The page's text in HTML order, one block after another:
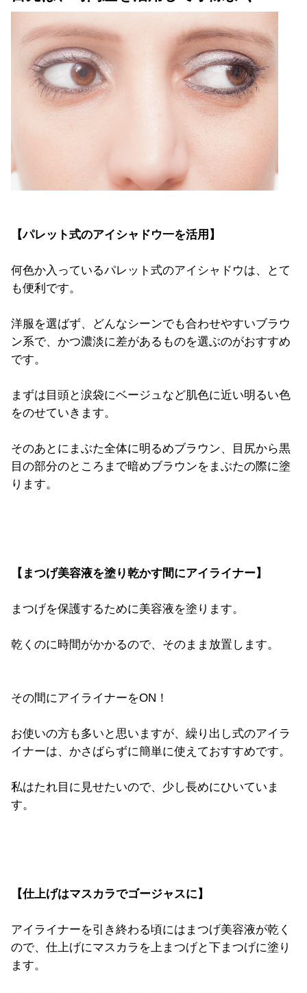
【パレット式のアイシャドウ一を活用】
何色か入っているパレット式のアイシャドウは、とて
も便利です。
洋服を選ばず、どんなシーンでも合わせやすいブラウ
ン系で、かつ濃淡に差があるものを選ぶのがおすすめ
です。
まずは目頭と涙袋にベージュなど肌色に近い明るい色
をのせていきます。
そのあとにまぶた全体に明るめブラウン、
目尻から黒
目の部分のところまで暗めブラウンをまぶたの際に塗
ります。
【まつげ美容液を塗り乾かす間にアイライナー】
まつげを保護するために美容液を塗ります。
乾くのに時間がかかるので、そのまま放置します。
その間にアイライナーをON！
お使いの方も多いと思いますが、繰り出し式のアイラ
イナーは、かさばらずに簡単に使えておすすめです。
私はたれ目に見せたいので、少し長めにひいていま
す。
【仕上げはマスカラでゴージャスに】
アイライナーを引き終わる頃にはまつげ美容液が乾く
ので、 仕上げにマスカラを上まつげと下まつげに塗り
ます。